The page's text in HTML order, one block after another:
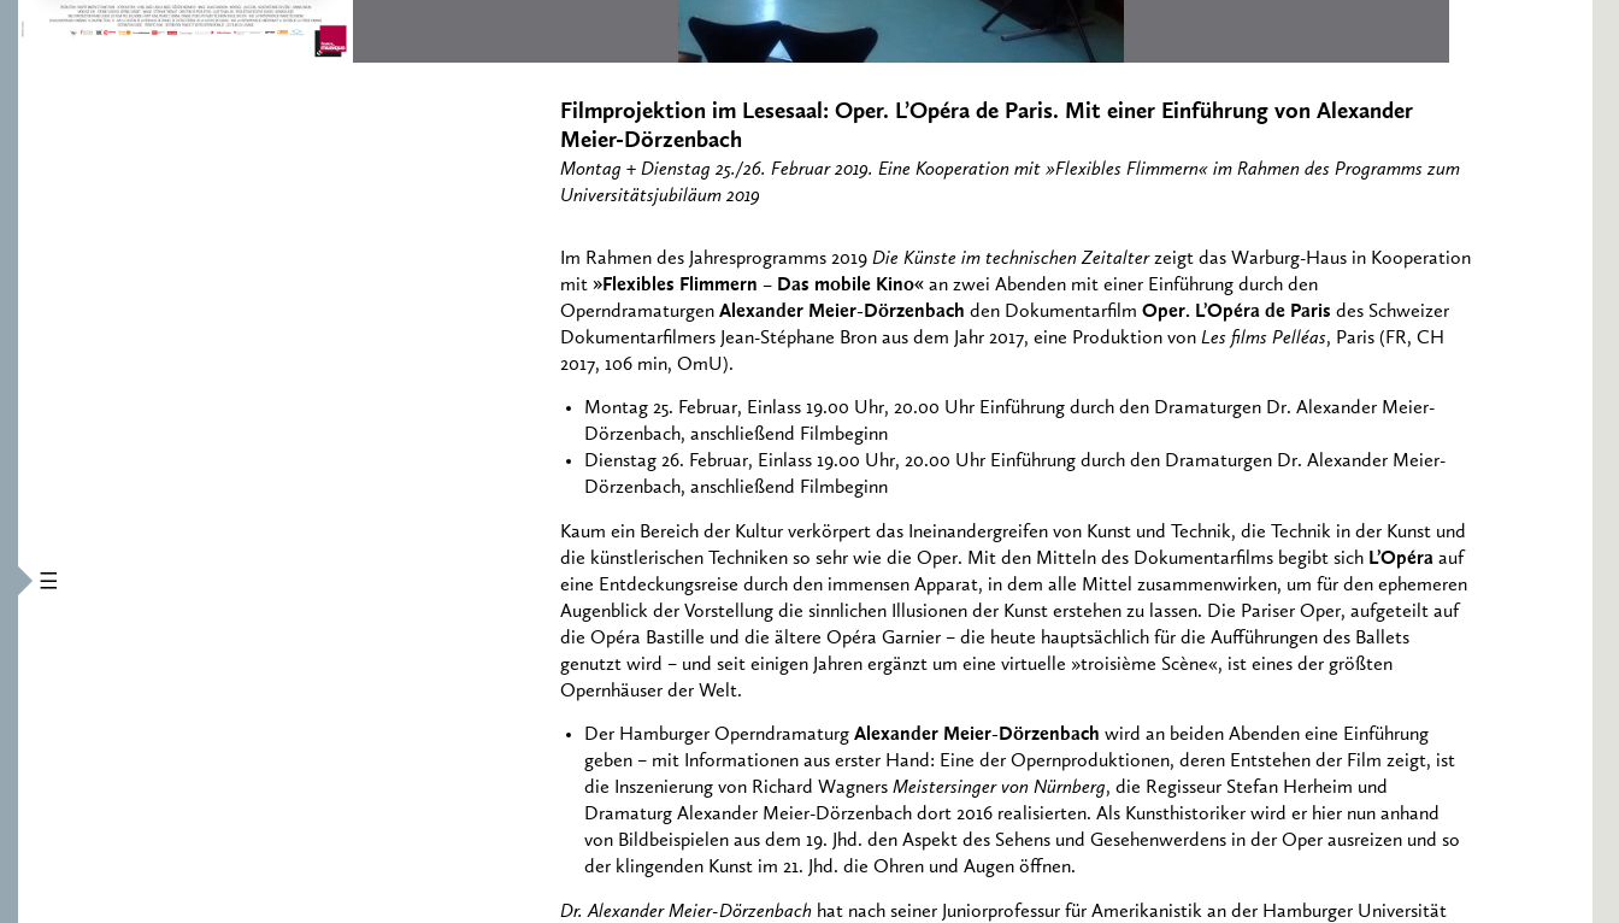
Filmprojektion im Lesesaal: Oper. L’Opéra de Paris. Mit einer Einführung von Alexander
Meier-Dörzenbach
Montag + Dienstag 25./26. Februar 2019. Eine Kooperation mit »Flexibles Flimmern« im Rahmen des Programms zum
Universitätsjubiläum 2019
Im Rahmen des Jahresprogramms 2019 Die Künste im technischen Zeitalterzeigt das Warburg-Haus in Kooperation
mit »Flexibles Flimmern – Das mobile Kino« an zwei Abenden mit einer Einführung durch den
Operndramaturgen Alexander Meier-Dörzenbach den Dokumentarfilm Oper. L’Opéra de Paris des Schweizer
Dokumentarfilmers Jean-Stéphane Bron aus dem Jahr 2017, eine Produktion von Les films Pelléas, Paris (FR, CH
2017, 106 min, OmU).
Montag 25. Februar, Einlass 19.00 Uhr, 20.00 Uhr Einführung durch den Dramaturgen Dr. Alexander Meier-
Dörzenbach, anschließend Filmbeginn
Dienstag 26. Februar, Einlass 19.00 Uhr, 20.00 Uhr Einführung durch den Dramaturgen Dr. Alexander Meier-
Dörzenbach, anschließend Filmbeginn
Kaum ein Bereich der Kultur verkörpert das Ineinandergreifen von Kunst und Technik, die Technik in der Kunst und
die künstlerischen Techniken so sehr wie die Oper. Mit den Mitteln des Dokumentarfilms begibt sich L’Opéra auf
eine Entdeckungsreise durch den immensen Apparat, in dem alle Mittel zusammenwirken, um für den ephemeren
Augenblick der Vorstellung die sinnlichen Illusionen der Kunst erstehen zu lassen. Die Pariser Oper, aufgeteilt auf
die Opéra Bastille und die ältere Opéra Garnier – die heute hauptsächlich für die Aufführungen des Ballets
genutzt wird – und seit einigen Jahren ergänzt um eine virtuelle »troisième Scène«, ist eines der größten
Opernhäuser der Welt.
Der Hamburger Operndramaturg Alexander Meier-Dörzenbach wird an beiden Abenden eine Einführung
geben – mit Informationen aus erster Hand: Eine der Opernproduktionen, deren Entstehen der Film zeigt, ist
die Inszenierung von Richard Wagners Meistersinger von Nürnberg, die Regisseur Stefan Herheim und
Dramaturg Alexander Meier-Dörzenbach dort 2016 realisierten. Als Kunsthistoriker wird er hier nun anhand
von Bildbeispielen aus dem 19. Jhd. den Aspekt des Sehens und Gesehenwerdens in der Oper ausreizen und so
der klingenden Kunst im 21. Jhd. die Ohren und Augen öffnen.
Dr. Alexander Meier-Dörzenbach hat nach seiner Juniorprofessur für Amerikanistik an der Hamburger Universität